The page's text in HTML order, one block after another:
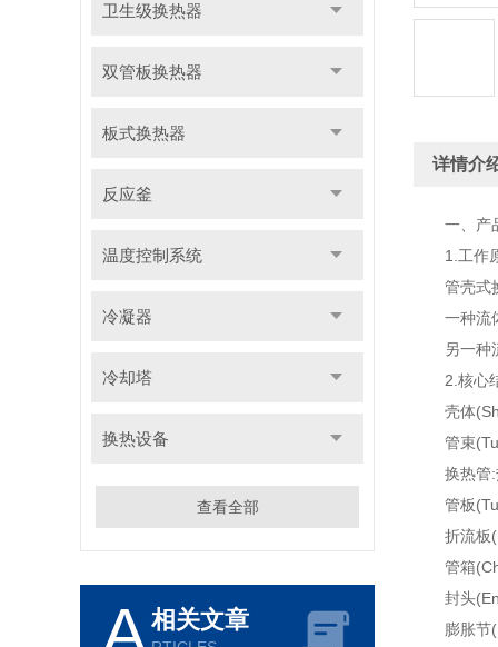
卫生级换热器
双管板换热器
板式换热器
反应釜
温度控制系统
冷凝器
冷却塔
换热设备
查看全部
A相关文章
详情介
一、产品
1.工作
管壳式换
一种流体
另一种流
2.核心
壳体
管束
换热管:热
管板
折流板
管箱
封头
膨胀节